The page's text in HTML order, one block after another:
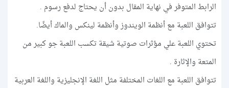
الرابط المتوفر في نهاية المقال بدون أن يحتاج لدفع رسوم .
تتوافق اللعبة مع أنظمة الويندوز وأنظمة لينكس والماك أيضًا.
تحتوي اللعبة علي مؤثرات صوتية شيقة تكسب اللعبة جو كبير من
المتعة والإثارة .
تتوافق اللعبة مع اللغات المختلفة مثل اللغة الإنجليزية واللغة العربية